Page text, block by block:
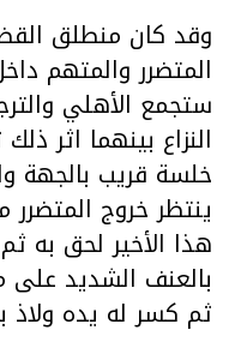
وقد كان منطلق
المتضرر والمتهم
ستجمع الأهلي
النزاع بينهما اثر
خلسة قريب بالجهة
ينتظر خروج
هذا الأخير لحق به
بالعنف الشديد
ثم كسر له يده ولاذ